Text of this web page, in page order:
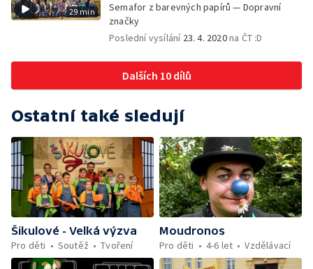
29 min
Semafor z barevných papírů — Dopravní
značky
Poslední vysílání 23. 4. 2020na ČT :D
Dalších 10 dílů
Ostatní také sledují
Šikulové - Velká výzva
Pro děti
Soutěž Tvoření
Moudronos
Pro děti
4-6 let Vzdělávací